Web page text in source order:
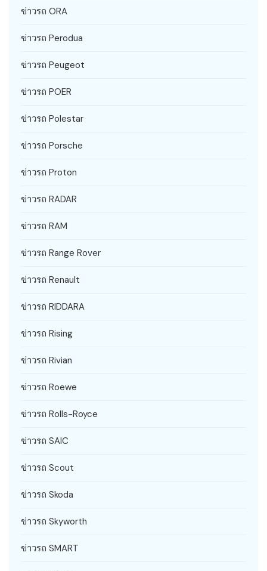
ข่าวรถ ORA
ข่าวรถ Perodua
ข่าวรถ Peugeot
ข่าวรถ POER
ข่าวรถ Polestar
ข่าวรถ Porsche
ข่าวรถ Proton
ข่าวรถ RADAR
ข่าวรถ RAM
ข่าวรถ Range Rover
ข่าวรถ Renault
ข่าวรถ RIDDARA
ข่าวรถ Rising
ข่าวรถ Rivian
ข่าวรถ Roewe
ข่าวรถ Rolls-Royce
ข่าวรถ SAIC
ข่าวรถ Scout
ข่าวรถ Skoda
ข่าวรถ Skyworth
ข่าวรถ SMART